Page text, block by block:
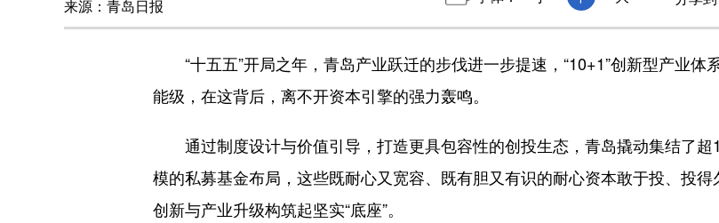
来源：青岛日报
“十五五”开局之年，青岛产业跃迁的步伐进一步提速，“10+1”创新型产业体
能级，在这背后，离不开资本引擎的强力轰鸣。
通过制度设计与价值引导，打造更具包容性的创投生态，青岛撬动集结了超
模的私募基金布局，这些既耐心又宽容、既有胆又有识的耐心资本敢于投、投
创新与产业升级构筑起坚实“底座”。